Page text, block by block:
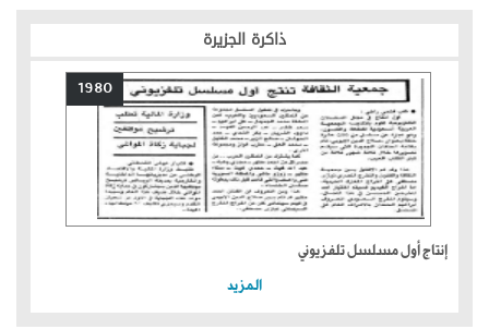
ذاكرة الجزيرة
1980
إنتاج أول مسلسل تلفزيوني
المزيد